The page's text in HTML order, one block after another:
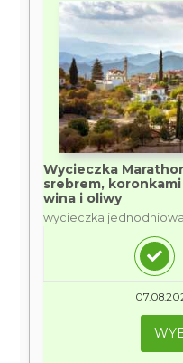
Wycieczka
srebrem,
wina i oliwy
wycieczka jednodniowa